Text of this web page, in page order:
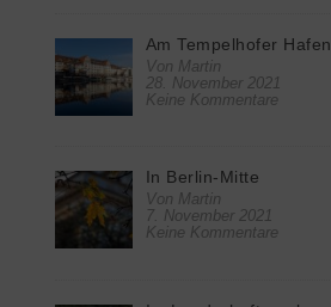
Am Tempelhofer Hafen
Von Martin
28. November 2021
Keine Kommentare
In Berlin-Mitte
Von Martin
7. November 2021
Keine Kommentare